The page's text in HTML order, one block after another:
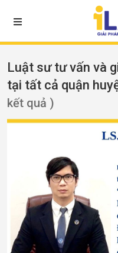
Luật sư tư vấn và
tại tất cả quận
kết quả )